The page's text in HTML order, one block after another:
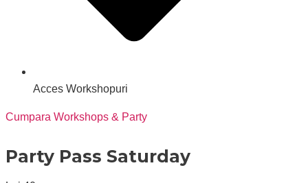
Acces Workshopuri
Cumpara Workshops & Party
Party Pass Saturday